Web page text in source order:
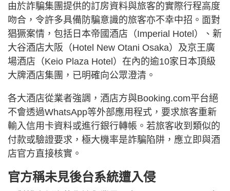
由於詐騙集團提供的訂房資料與旅客的實際行程高度
吻合，令許多具備防騙意識的旅客亦不幸中招。面對
猖獗案情，包括日本帝國酒店（Imperial Hotel）、新
大谷酒店大阪（Hotel New Otani Osaka）及京王廣
場酒店（Keio Plaza Hotel）在內的逾10家日本頂級
大牌酒店集團，已明確向公眾澄清。
各大酒店從業者強調，酒店方與Booking.com平台絕
不會透過WhatsApp等外部應用程式，要求旅客重新
輸入信用卡資料或進行銀行轉帳。若旅客收到類似的
付款或驗證要求，極大機率是詐騙陷阱，應立即與酒
店官方直接核實。
官方稱未見後台系統遭入侵